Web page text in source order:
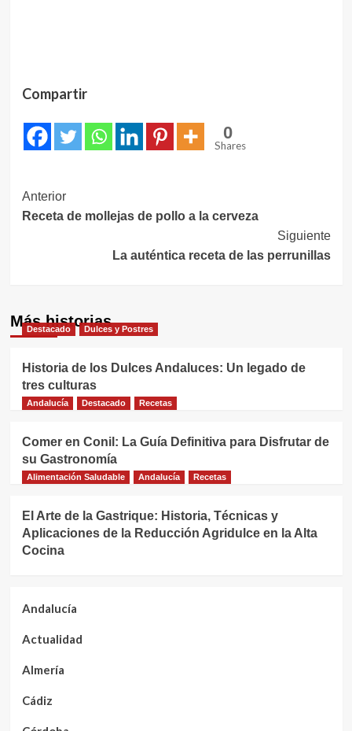
Compartir
0
Shares
Navegación
de
entradas
Anterior
Receta de mollejas de pollo a la cerveza
Siguiente
La auténtica receta de las perrunillas
Más historias
Destacado Dulces y Postres
Historia de los Dulces Andaluces: Un legado de
tres culturas
Andalucía Destacado Recetas
Comer en Conil: La Guía Definitiva para Disfrutar de
su Gastronomía
Alimentación Saludable Andalucía Recetas
El Arte de la Gastrique: Historia, Técnicas y
Aplicaciones de la Reducción Agridulce en la Alta
Cocina
Andalucía
Actualidad
Almería
Cádiz